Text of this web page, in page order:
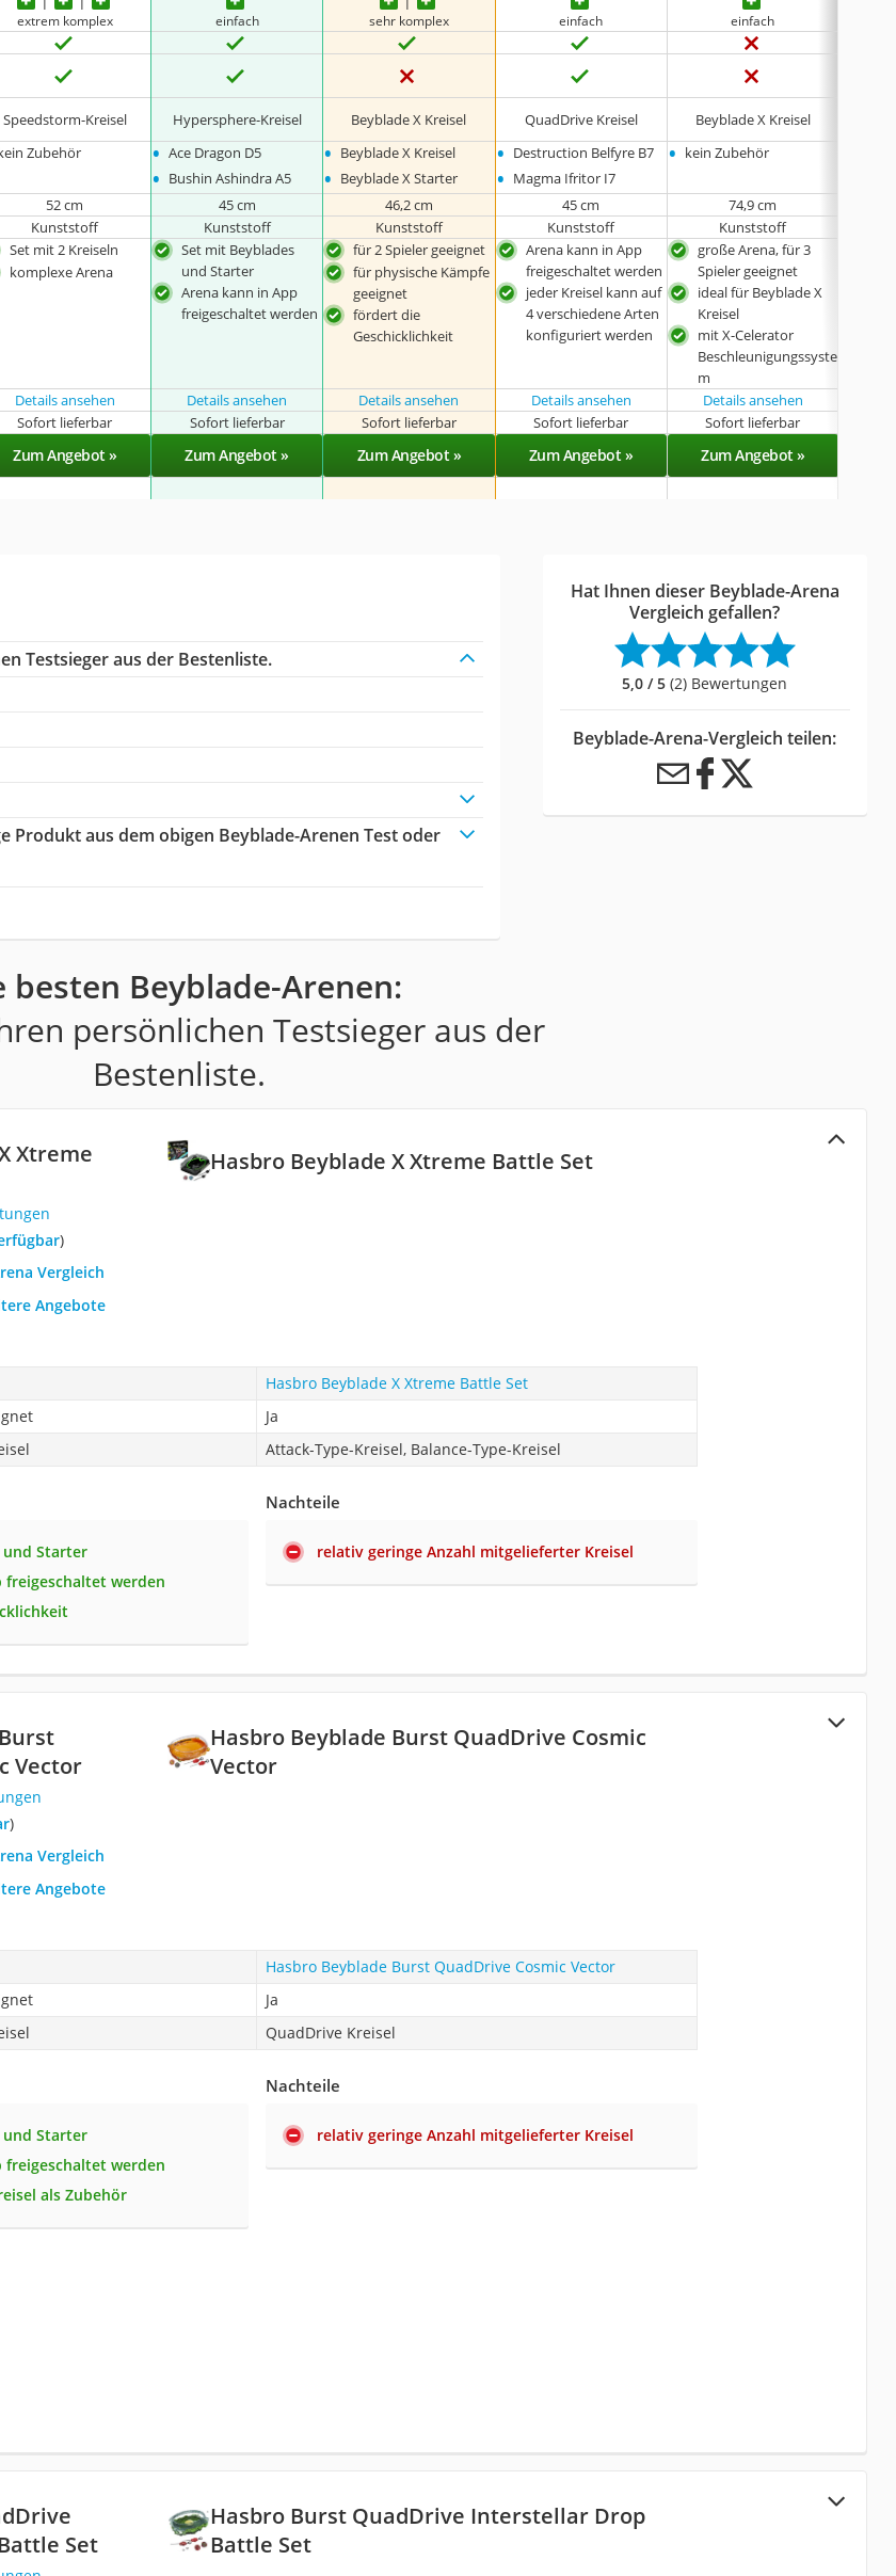
extrem komplex einfach sehr komplex einfach einfach
Speedstorm-Kreisel Hypersphere-Kreisel Beyblade X Kreisel QuadDrive Kreisel Beyblade X Kreisel
Zubehör • Ace Dragon D5
• Bushin Ashindra A5
• Beyblade X Kreisel
• Beyblade X Starter
• Destruction Belfyre B7
• Magma Ifritor I7
• kein Zubehör
52 cm 45 cm 46,2 cm 45 cm
74,9 cm
Kunststoff Kunststoff Kunststoff Kunststoff Kunststoff
Set mit 2 Kreiseln
komplexe Arena
Set mit Beyblades
und Starter
Arena kann in App
freigeschaltet werden
für 2 Spieler geeignet
für physische Kämpfe
geeignet
fördert die
Geschicklichkeit
Arena kann in App
freigeschaltet werden
jeder Kreisel kann auf
4 verschiedene Arten
konfiguriert werden
große Arena, für 3
Spieler geeignet
ideal für Beyblade X
Kreisel
mit X-Celerator
Beschleunigungssyste
m
Details ansehen Details ansehen Details ansehen Details ansehen
Details ansehen
Sofort lieferbar Sofort lieferbar Sofort lieferbar Sofort lieferbar Sofort lieferbar
Zum Angebot » Zum Angebot » Zum Angebot » Zum Angebot » Zum Angebot »
Testsieger aus der Bestenliste.
Produkt aus dem obigen Beyblade-Arenen Test oder
Hat Ihnen dieser Beyblade-Arena
Vergleich gefallen?
5,0 / 5 (2) Bewertungen
Beyblade-Arena-Vergleich teilen:
besten Beyblade-Arenen:
persönlichen Testsieger aus der
Bestenliste.
Hasbro Beyblade X Xtreme Battle Set
Xtreme
)
Vergleich
Angebote
Hasbro Beyblade X Xtreme Battle Set
Ja
Attack-Type-Kreisel, Balance-Type-Kreisel
und Starter
freigeschaltet werden
Nachteile
relativ geringe Anzahl mitgelieferter Kreisel
Hasbro Beyblade Burst QuadDrive Cosmic
Vector
Vector
)
Vergleich
Angebote
Hasbro Beyblade Burst QuadDrive Cosmic Vector
Ja
QuadDrive Kreisel
und Starter
freigeschaltet werden
als Zubehör
Nachteile
relativ geringe Anzahl mitgelieferter Kreisel
Hasbro Burst QuadDrive Interstellar Drop
Battle Set
Set